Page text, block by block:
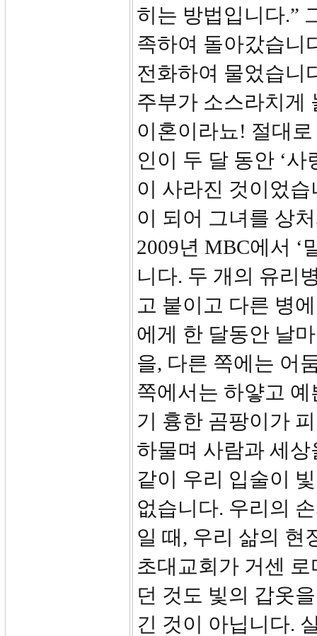
히는 방법입니다.”
족하여 돌아갔습니
전화하여 물었습니
주부가 소스라치게
이혼이라뇨! 절대
인이 두 달 동안 ‘
이 사라진 것이었
이 되어 그녀를 상
2009년 MBC에서 ‘
니다. 두 개의 유리
고 붙이고 다른 병
에게 한 달동안 날
을, 다른 쪽에는 어
쪽에서는 하얗고
기 흉한 곰팡이가
하물며 사람과 세
같이 우리 입술이
없습니다. 우리의
일 때, 우리 삶의 현
초대교회가 거센
던 것도 빛의 갑옷
긴 것이 아닙니다.